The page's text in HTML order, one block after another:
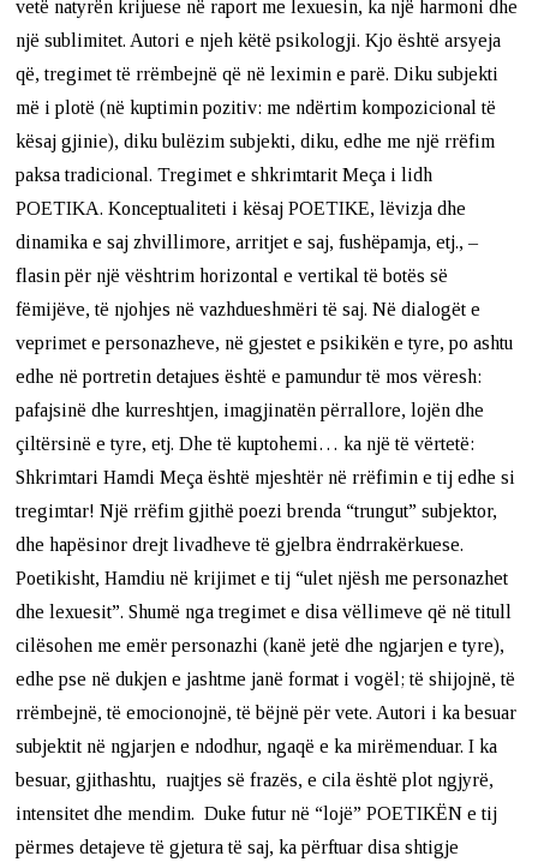
vetë natyrën krijuese në raport me lexuesin, ka një harmoni dhe
një sublimitet. Autori e njeh këtë psikologji. Kjo është arsyeja
që, tregimet të rrëmbejnë që në leximin e parë. Diku subjekti
më i plotë (në kuptimin pozitiv: me ndërtim kompozicional të
kësaj gjinie), diku bulëzim subjekti, diku, edhe me një rrëfim
paksa tradicional. Tregimet e shkrimtarit Meça i lidh
POETIKA. Konceptualiteti i kësaj POETIKE, lëvizja dhe
dinamika e saj zhvillimore, arritjet e saj, fushëpamja, etj., –
flasin për një vështrim horizontal e vertikal të botës së
fëmijëve, të njohjes në vazhdueshmëri të saj. Në dialogët e
veprimet e personazheve, në gjestet e psikikën e tyre, po ashtu
edhe në portretin detajues është e pamundur të mos vëresh:
pafajsinë dhe kurreshtjen, imagjinatën përrallore, lojën dhe
çiltërsinë e tyre, etj. Dhe të kuptohemi… ka një të vërtetë:
Shkrimtari Hamdi Meça është mjeshtër në rrëfimin e tij edhe si
tregimtar! Një rrëfim gjithë poezi brenda “trungut” subjektor,
dhe hapësinor drejt livadheve të gjelbra ëndrrakërkuese.
Poetikisht, Hamdiu në krijimet e tij “ulet njësh me personazhet
dhe lexuesit”. Shumë nga tregimet e disa vëllimeve që në titull
cilësohen me emër personazhi (kanë jetë dhe ngjarjen e tyre),
edhe pse në dukjen e jashtme janë format i vogël; të shijojnë, të
rrëmbejnë, të emocionojnë, të bëjnë për vete. Autori i ka besuar
subjektit në ngjarjen e ndodhur, ngaqë e ka mirëmenduar. I ka
besuar, gjithashtu, ruajtjes së frazës, e cila është plot ngjyrë,
intensitet dhe mendim. Duke futur në “lojë” POETIKËN e tij
përmes detajeve të gjetura të saj, ka përftuar disa shtigje